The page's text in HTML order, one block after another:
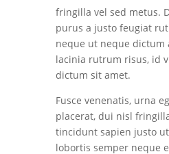
fringilla vel sed metus.
purus a justo feugiat
neque ut neque dictum
lacinia rutrum risus, id
dictum sit amet.
Fusce venenatis, urna
placerat, dui nisl
tincidunt sapien justo
lobortis semper neque